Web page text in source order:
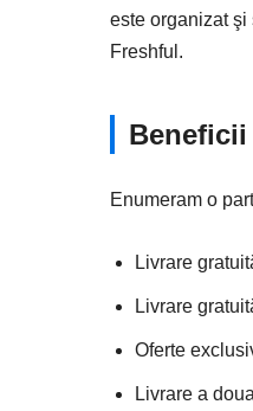
este organizat
Freshful.
Enumeram o
Livrare
Livrare
Oferte
Livrare a